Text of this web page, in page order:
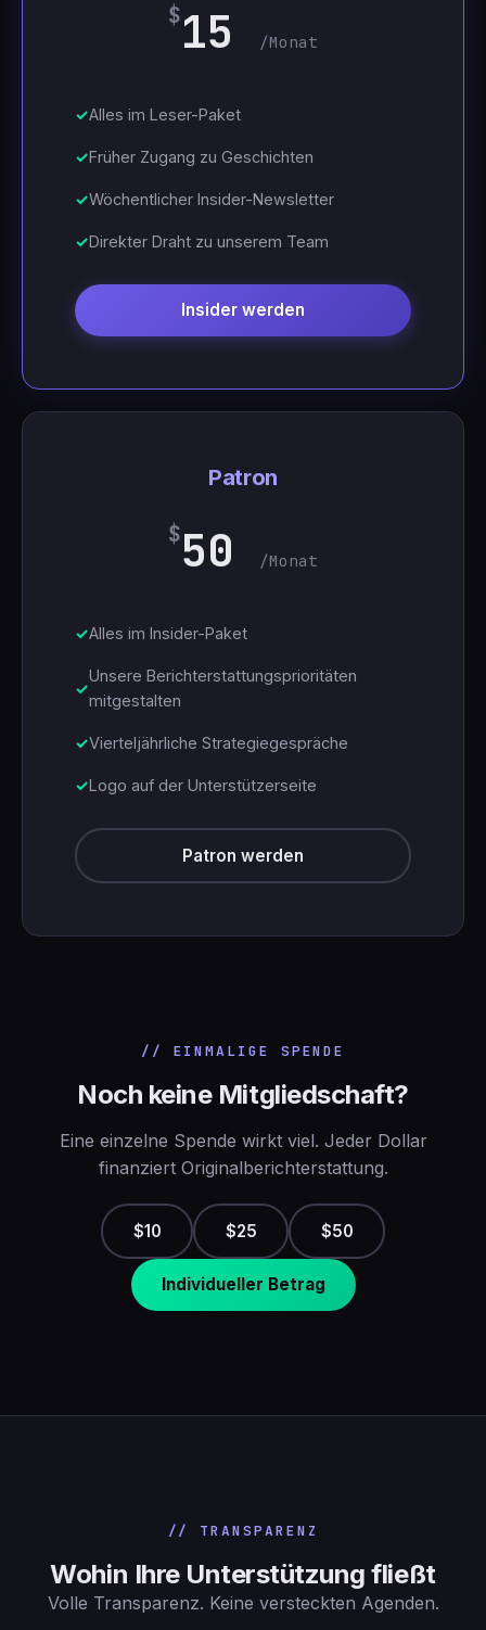
$15 /Monat
Alles im Leser-Paket
Früher Zugang zu Geschichten
Wöchentlicher Insider-Newsletter
Direkter Draht zu unserem Team
Insider werden
Patron
$50 /Monat
Alles im Insider-Paket
Unsere Berichterstattungsprioritäten
mitgestalten
Vierteljährliche Strategiegespräche
Logo auf der Unterstützerseite
Patron werden
// EINMALIGE SPENDE
Noch keine Mitgliedschaft?
Eine einzelne Spende wirkt viel. Jeder Dollar
finanziert Originalberichterstattung.
$10 $25 $50
Individueller Betrag
// TRANSPARENZ
Wohin Ihre Unterstützung fließt
Volle Transparenz. Keine versteckten Agenden.